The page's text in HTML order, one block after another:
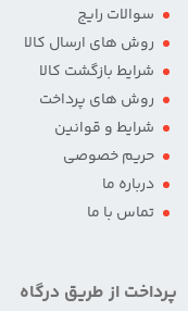
سوالات رایج
روش های ارسال کالا
شرایط بازگشت کالا
روش های پرداخت
شرایط و قوانین
حریم خصوصی
درباره ما
تماس با ما
پرداخت از طریق درگاه